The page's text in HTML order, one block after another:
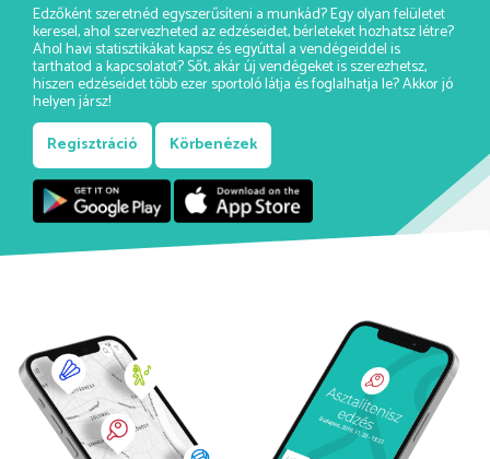
Edzőként szeretnéd egyszerűsíteni a munkád? Egy olyan felületet
keresel, ahol szervezheted az edzéseidet, bérleteket hozhatsz létre?
Ahol havi statisztikákat kapsz és egyúttal a vendégeiddel is
tarthatod a kapcsolatot? Sőt, akár új vendégeket is szerezhetsz,
hiszen edzéseidet több ezer sportoló látja és foglalhatja le? Akkor jó
helyen jársz!
Regisztráció
Körbenézek